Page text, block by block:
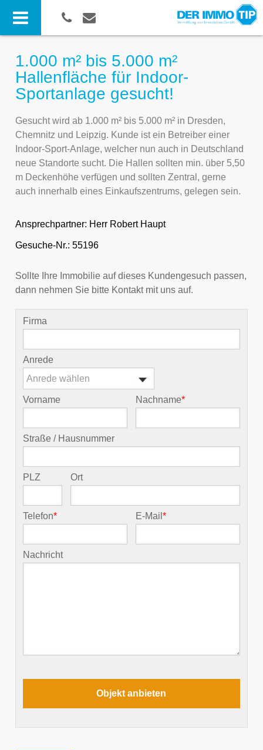
1.000 m² bis 5.000 m²
Hallenfläche für Indoor-
Sportanlage gesucht!
Gesucht wird ab 1.000 m² bis 5.000 m² in Dresden,
Chemnitz und Leipzig. Kunde ist ein Betreiber einer
Indoor-Sport-Anlage, welcher nun auch in Deutschland
neue Standorte sucht. Die Hallen sollten min. über 5,50
m Deckenhöhe verfügen und sollten Zentral, gerne
auch innerhalb eines Einkaufszentrums, gelegen sein.
Ansprechpartner: Herr Robert Haupt
Gesuche-Nr.: 55196
Sollte Ihre Immobilie auf dieses Kundengesuch passen,
dann nehmen Sie bitte Kontakt mit uns auf.
Firma
Anrede
Anrede wählen
Vorname Nachname*
Straße / Hausnummer
PLZ Ort
Telefon* E-Mail*
Nachricht